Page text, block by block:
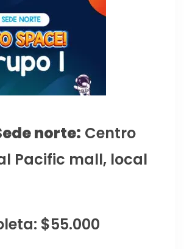
norte: Centro
Pacific mall, local
$55.000